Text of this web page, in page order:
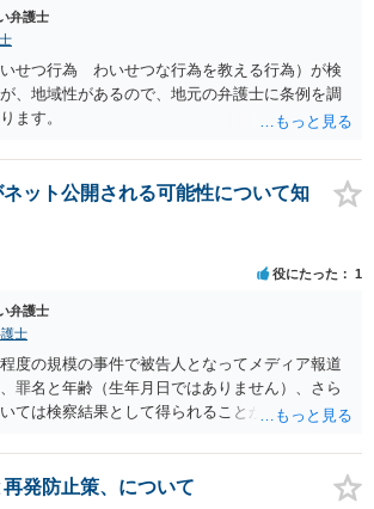
良いのでしょうか？ 逮捕や呼び出しの可能性は
。 連絡が来ることはないでしょう。
弁護士
せつ行為 わいせつな行為を教える行為）が検
、地域性があるので、地元の弁護士に条例を調
ます。
ット公開される可能性について知
役にたった 1
弁護士
士
度の規模の事件で被告人となってメディア報道
罪名と年齢（生年月日ではありません）、さら
ては検察結果として得られることが通常です。
発防止策、について